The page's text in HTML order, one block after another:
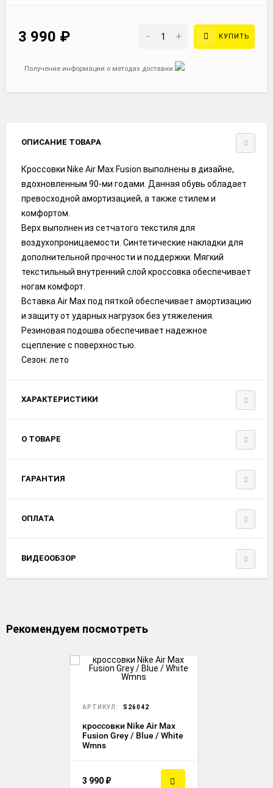
3 990 ₽ - + КУПИТЬ
Получение информации о методах доставки
ОПИСАНИЕ ТОВАРА
Кроссовки Nike Air Max Fusion выполнены в дизайне,
вдохновленным 90-ми годами. Данная обувь обладает
превосходной амортизацией, а также стилем и
комфортом.
Верх выполнен из сетчатого текстиля для
воздухопроницаемости. Синтетические накладки для
дополнительной прочности и поддержки. Мягкий
текстильный внутренний слой кроссовка обеспечивает
ногам комфорт.
Вставка Air Max под пяткой обеспечивает амортизацию
и защиту от ударных нагрузок без утяжеления.
Резиновая подошва обеспечивает надежное
сцепление с поверхностью.
Сезон: лето
ХАРАКТЕРИСТИКИ
О ТОВАРЕ
ГАРАНТИЯ
ОПЛАТА
ВИДЕООБЗОР
Рекомендуем посмотреть
АРТИКУЛ: S26042
кроссовки Nike Air Max
Fusion Grey / Blue / White
Wmns
3 990 ₽